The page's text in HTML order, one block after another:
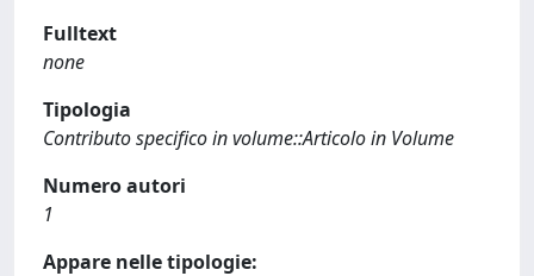
Fulltext
none
Tipologia
Contributo specifico in volume::Articolo in Volume
Numero autori
1
Appare nelle tipologie: